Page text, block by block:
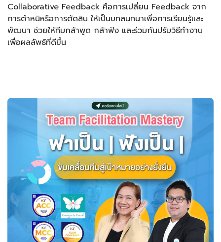
Collaborative Feedback คือการเปลี่ยน Feedback จาก
การตำหนิหรือการตัดสิน ให้เป็นบทสนทนาเพื่อการเรียนรู้และ
พัฒนา ช่วยให้ทีมกล้าพูด กล้าฟัง และร่วมกันปรับวิธีทำงาน
เพื่อผลลัพธ์ที่ดีขึ้น